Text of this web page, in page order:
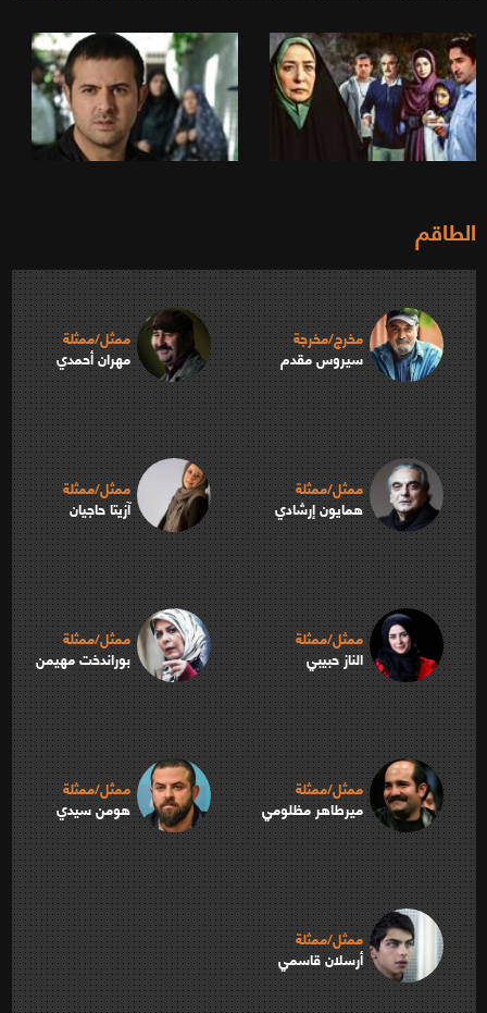
الطاقم
مخرج/مخرجة
سيروس مقدم
ممثل/ممثلة
مهران أحمدي
ممثل/ممثلة
همايون إرشادي
ممثل/ممثلة
آزيتا حاجيان
ممثل/ممثلة
الناز حبيبي
ممثل/ممثلة
بوراندخت مهيمن
ممثل/ممثلة
ميرطاهر مظلومي
ممثل/ممثلة
هومن سيدي
ممثل/ممثلة
أرسلان قاسمي